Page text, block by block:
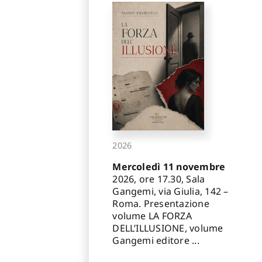
2026
Mercoledì 11 novembre
2026, ore 17.30, Sala
Gangemi, via Giulia, 142 –
Roma. Presentazione
volume LA FORZA
DELL’ILLUSIONE, volume
Gangemi editore ...